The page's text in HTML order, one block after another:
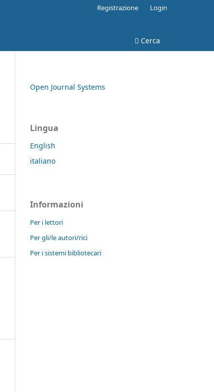
Cerca
Registrazione Login
Open Journal Systems
Lingua
English
italiano
Informazioni
Per i lettori
Per gli/le autori/rici
Per i sistemi bibliotecari